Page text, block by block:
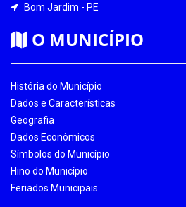
Bom Jardim - PE
O MUNICÍPIO
História do Município
Dados e Características
Geografia
Dados Econômicos
Símbolos do Município
Hino do Município
Feriados Municipais